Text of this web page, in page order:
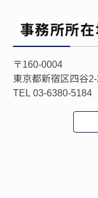
事務所所
〒160-0004
東京都新宿区四谷
TEL 03-6380-5184